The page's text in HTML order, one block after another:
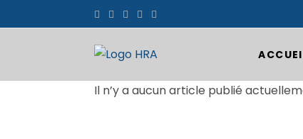
to
Il n’y a aucun article publié